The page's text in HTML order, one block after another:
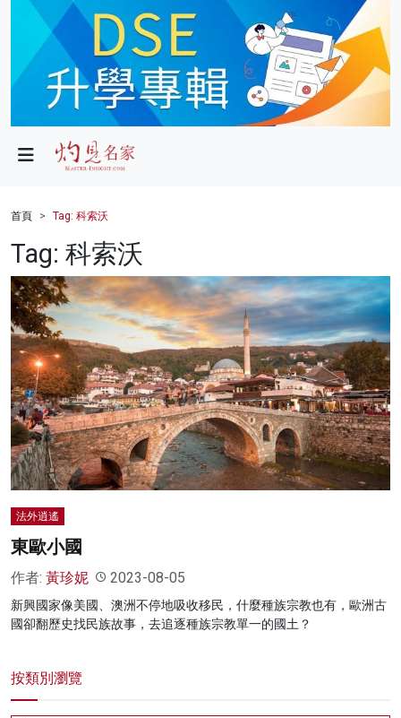
政局
財經
健康
商業
科技
影片
名家榜
灼見活動
首頁 Tag: 科索沃
Tag: 科索沃
法外逍遙
東歐小國
作者: 黃珍妮 2023-08-05
新興國家像美國、澳洲不停地吸收移民，什麼種族宗教也有，歐洲古
國卻翻歷史找民族故事，去追逐種族宗教單一的國土？
按類別瀏覽